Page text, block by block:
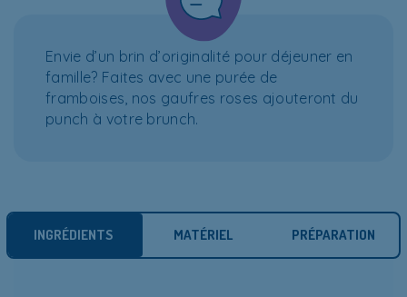
Envie d’un brin d’originalité pour déjeuner en
famille? Faites avec une purée de
framboises, nos gaufres roses ajouteront du
punch à votre brunch.
INGRÉDIENTS MATÉRIEL PRÉPARATION